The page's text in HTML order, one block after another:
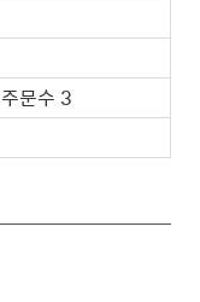
주문수 3